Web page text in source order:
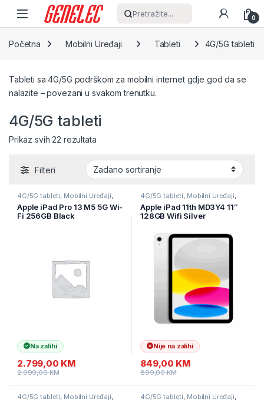
Skip to navigation
Skip to content
Pretražite... 0
Početna Mobilni Uređaji Tableti 4G/5G tableti
Tableti sa 4G/5G podrškom za mobilni internet gdje god da se
nalazite – povezani u svakom trenutku.
4G/5G tableti
Prikaz svih 22 rezultata
Filteri
4G/5G tableti, Mobilni Uređaji,
Apple iPad Pro 13 M5 5G Wi-
Fi 256GB Black
Na zalihi
2.799,00 KM
2.999,00KM
4G/5G tableti, Mobilni Uređaji,
Apple iPad 11th MD3Y4 11″
128GB Wifi Silver
Nije na zalihi
849,00 KM
899,00KM
4G/5G tableti, Mobilni Uređaji, 4G/5G tableti, Mobilni Uređaji,